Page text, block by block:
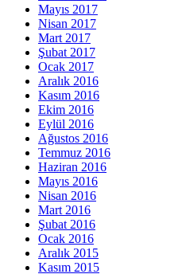
Mayıs 2017
Nisan 2017
Mart 2017
Şubat 2017
Ocak 2017
Aralık 2016
Kasım 2016
Ekim 2016
Eylül 2016
Ağustos 2016
Temmuz 2016
Haziran 2016
Mayıs 2016
Nisan 2016
Mart 2016
Şubat 2016
Ocak 2016
Aralık 2015
Kasım 2015